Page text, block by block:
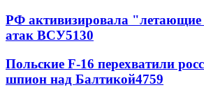
РФ активизировала
атак ВСУ5130
Польские F-16 перехватили
шпион над Балтикой4759